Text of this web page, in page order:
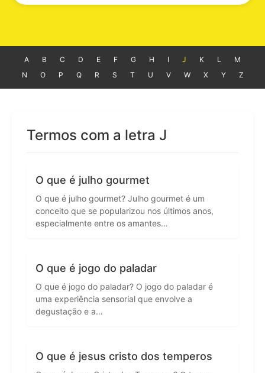
A B C D E F G H I J K L
M
N
O P Q R S T U V W X Y Z
Termos com a letra J
O que é julho gourmet
O que é julho gourmet? Julho gourmet é um
conceito que se popularizou nos últimos anos,
especialmente entre os amantes…
O que é jogo do paladar
O que é jogo do paladar? O jogo do paladar é
uma experiência sensorial que envolve a
degustação e a…
O que é jesus cristo dos temperos